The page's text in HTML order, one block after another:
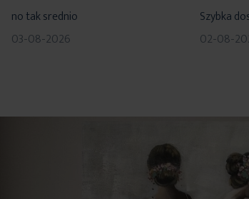
no tak srednio
03-08-2026
Szybka
02-08-